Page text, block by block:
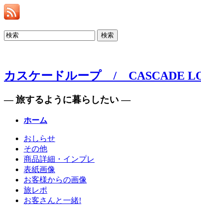
検索
カスケードループ / CASCADE
— 旅するように暮らしたい —
ホーム
おしらせ
その他
商品詳細・インプレ
表紙画像
お客様からの画像
旅レポ
お客さんと一緒!